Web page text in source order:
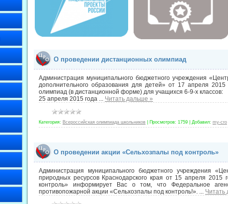
О проведении дистанционных олимпиад
Администрация муниципального бюджетного учреждения
дополнительного образования для детей» от 17 апреля
олимпиад (в дистанционной форме) для учащихся 6-9-х классов:
25 апреля 2015 года ... Читать дальше »
Категория: Всероссийская олимпиада школьников Просмотров: 1759 Добавил: my-cro
О проведении акции «Сельхозпалы под контроль»
Администрация муниципального бюджетного учреждения
природных ресурсов Краснодарского края от 15 апреля
контроль» информирует Вас о том, что Федеральное
противопожарной акции «Сельхозпалы под контроль!». ... Читать